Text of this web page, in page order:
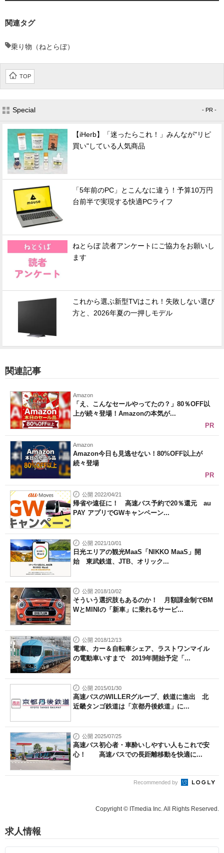
関連タグ
乗り物（ねとらぼ）
TOP
Special - PR -
【iHerb】「迷ったらこれ！」みんなが"リピ
買い"している人気商品
「5年前のPC」とこんなに違う！予算10万円
台前半で実現する快適PCライフ
ねとらぼ 読者アンケートにご協力をお願いし
ます
これから選ぶ新型TVはこれ！失敗しない選び
方と、2026年夏の一押しモデル
関連記事
Amazon
「え、こんなセールやってたの？」80％OFF以
上が続々登場！Amazonの本気が...
PR
Amazon
Amazon今日も見逃せない！80%OFF以上が
続々登場
PR
公開 2022/04/21
帰省や遠征に！ 高速バス予約で20％還元 au
PAY アプリでGWキャンペーン...
公開 2021/10/01
日光エリアの観光MaaS「NIKKO MaaS」開
始 東武鉄道、JTB、オリック...
公開 2018/10/02
そういう選択肢もあるのか！ 月額課金制でBM
WとMINIの「新車」に乗れるサービ...
公開 2018/12/13
電車、カー＆自転車シェア、ラストワンマイル
の電動車いすまで 2019年開始予定「...
公開 2015/01/30
高速バスのWILLERグループ、鉄道に進出 北
近畿タンゴ鉄道は「京都丹後鉄道」に...
公開 2025/07/25
高速バス初心者・車酔いしやすい人もこれで安
心！ 高速バスでの長距離移動を快適に...
Recommended by
Copyright © ITmedia Inc. All Rights Reserved.
求人情報